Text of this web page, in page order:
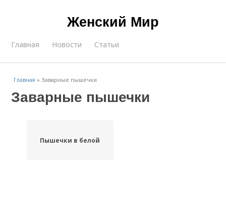
Женский Мир
Главная Новости Статьи
Главная »Заварные пышечки
Заварные пышечки
Пышечки в белой